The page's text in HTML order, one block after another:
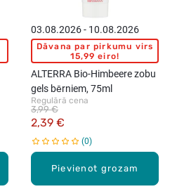
Pievienot grozam
03.08.2026 - 10.08.2026
Dāvana par pirkumu virs
15,99 eiro!
ALTERRA Bio-Himbeere zobu
gels bērniem, 75ml
Regulārā cena
2,39 €
3,99 €
0